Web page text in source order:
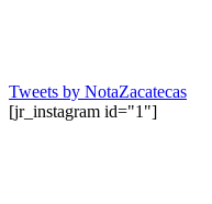
Tweets by NotaZacatecas
[jr_instagram id="1"]